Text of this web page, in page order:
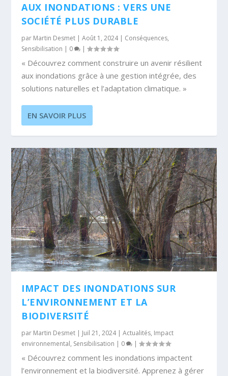
AUX INONDATIONS : VERS UNE
SOCIÉTÉ PLUS DURABLE
par Martin Desmet |Août 1, 2024| Conséquences,
Sensibilisation | 0 |
« Découvrez comment construire un avenir résilient
aux inondations grâce à une gestion intégrée, des
solutions naturelles et l’adaptation climatique. »
EN SAVOIR PLUS
IMPACT DES INONDATIONS SUR
L’ENVIRONNEMENT ET LA
BIODIVERSITÉ
par Martin Desmet | Juil 21, 2024|Actualités, Impact
environnemental, Sensibilisation | 0 |
« Découvrez comment les inondations impactent
l’environnement et la biodiversité. Apprenez à gérer